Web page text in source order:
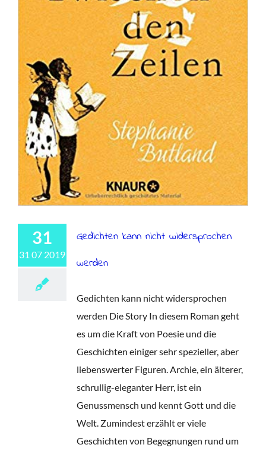
31
31 07 2019
Gedichten kann nicht widersprochen
werden
Gedichten kann nicht widersprochen
werden Die Story In diesem Roman geht
es um die Kraft von Poesie und die
Geschichten einiger sehr spezieller, aber
liebenswerter Figuren. Archie, ein älterer,
schrullig-eleganter Herr, ist ein
Genussmensch und kennt Gott und die
Welt. Zumindest erzählt er viele
Geschichten von Begegnungen rund um